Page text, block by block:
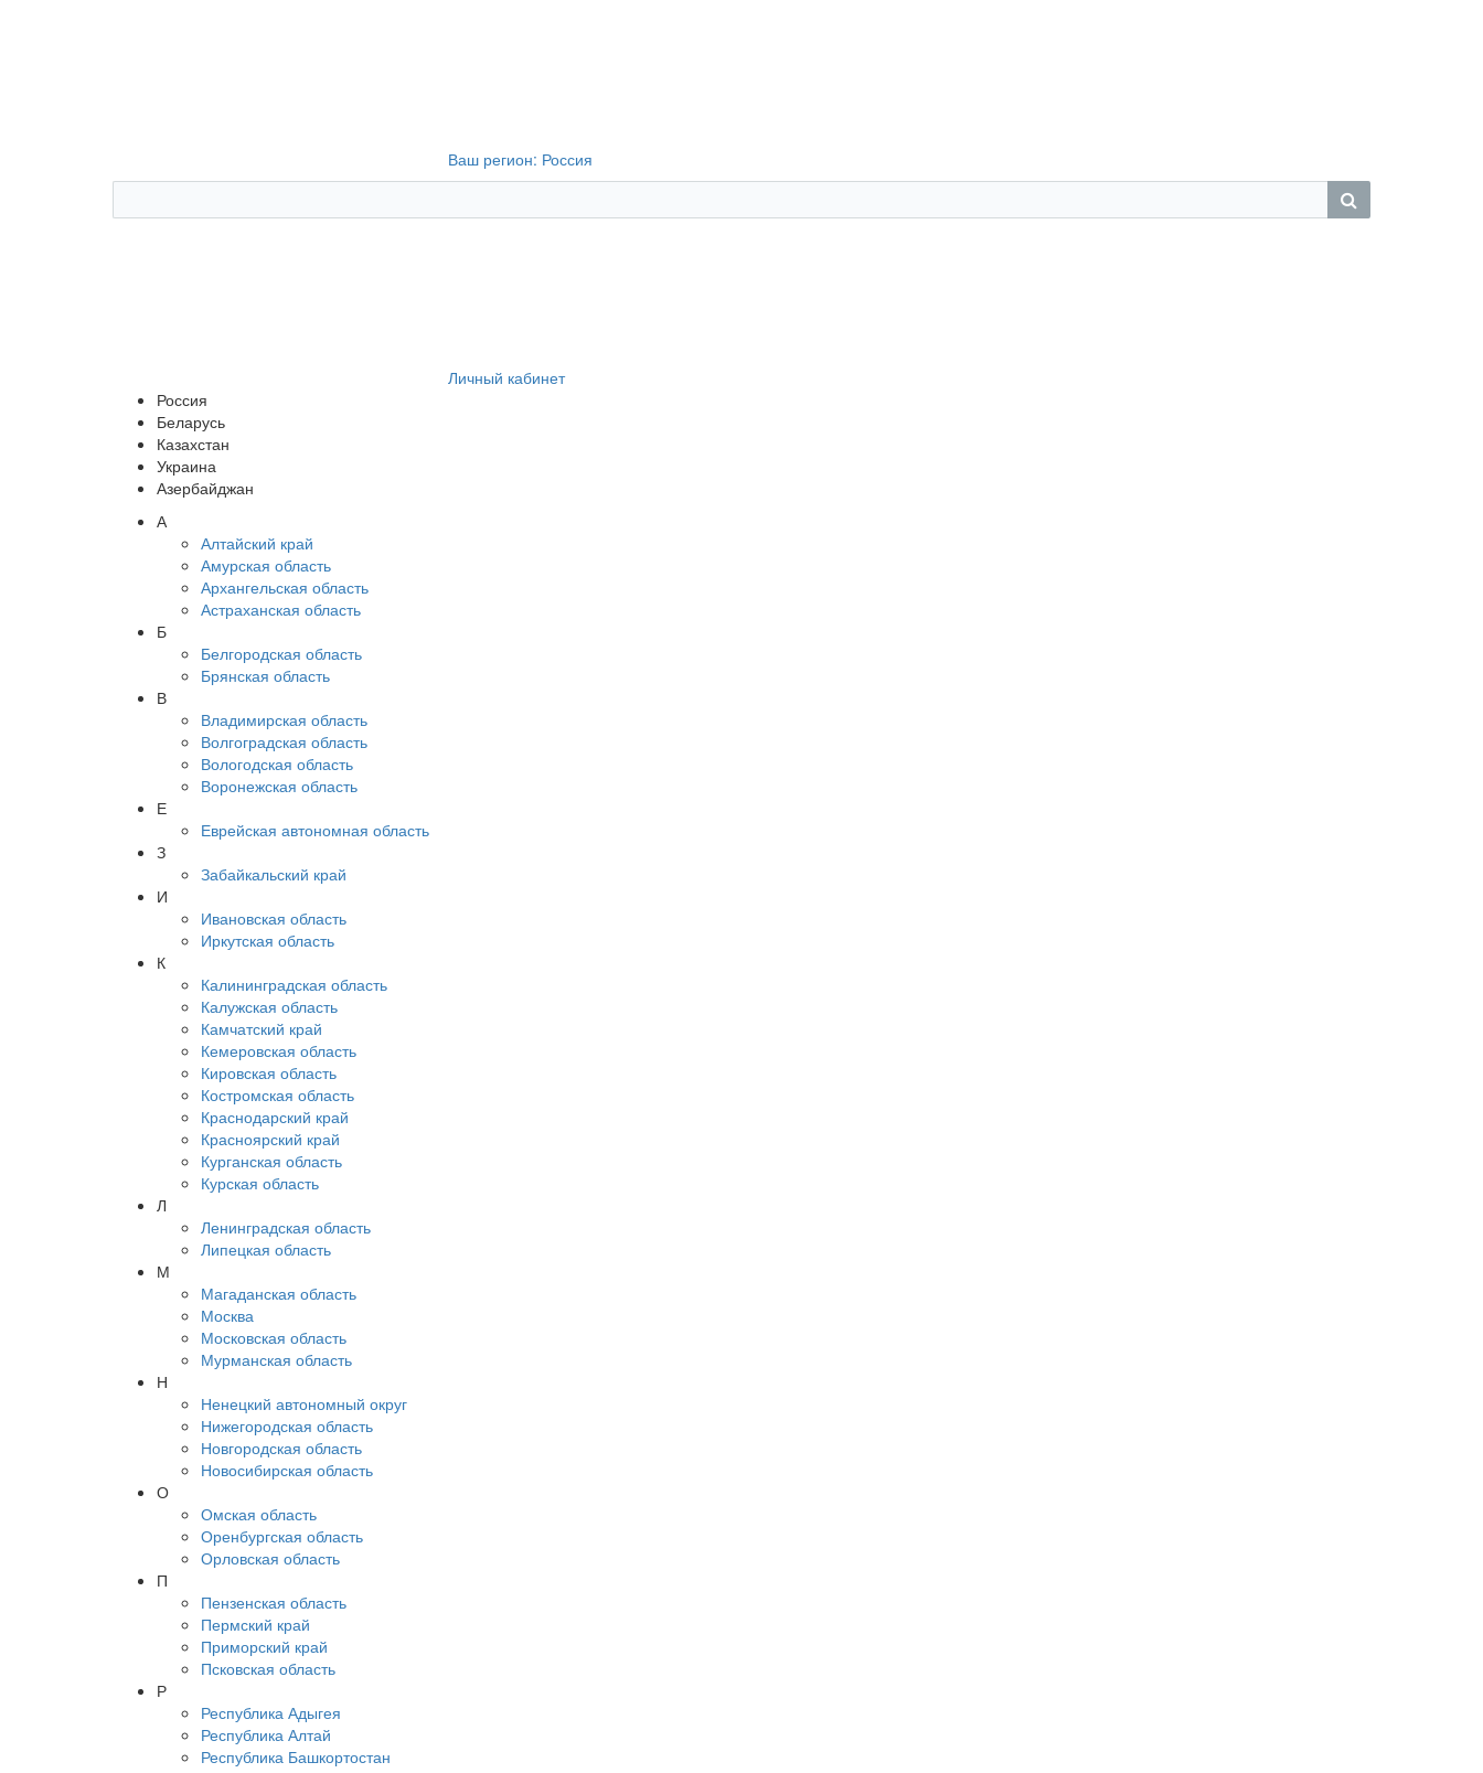
Ваш регион: Россия
Личный кабинет
Россия
Беларусь
Казахстан
Украина
Азербайджан
А
Алтайский край
Амурская область
Архангельская область
Астраханская область
Б
Белгородская область
Брянская область
В
Владимирская область
Волгоградская область
Вологодская область
Воронежская область
Е
Еврейская автономная область
З
Забайкальский край
И
Ивановская область
Иркутская область
К
Калининградская область
Калужская область
Камчатский край
Кемеровская область
Кировская область
Костромская область
Краснодарский край
Красноярский край
Курганская область
Курская область
Л
Ленинградская область
Липецкая область
М
Магаданская область
Москва
Московская область
Мурманская область
Н
Ненецкий автономный округ
Нижегородская область
Новгородская область
Новосибирская область
О
Омская область
Оренбургская область
Орловская область
П
Пензенская область
Пермский край
Приморский край
Псковская область
Р
Республика Адыгея
Республика Алтай
Республика Башкортостан